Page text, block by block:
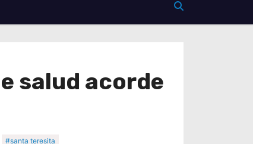
salud acorde
#santa teresita